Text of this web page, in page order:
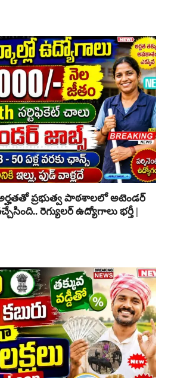
ప్రభుత్వ పాఠశాలలో అటెండర్
రెగ్యులర్ ఉద్యోగాలు భర్తీ |